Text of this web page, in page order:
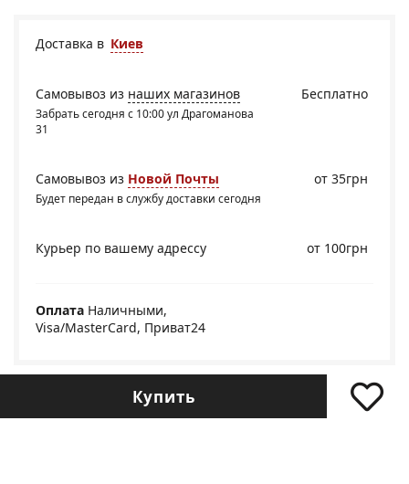
Доставка в Киев
Бесплатно
Самовывоз из наших магазинов
Забрать сегодня с 10:00 ул Драгоманова
31
Самовывоз из Новой Почты
Будет передан в службу доставки сегодня
от 35грн
Курьер по вашему адрессу от 100грн
Оплата Наличными,
Visa/MasterCard, Приват24
Купить